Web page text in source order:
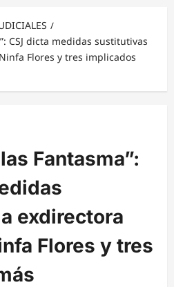
CSJ dicta medidas sustitutivas
Flores y tres implicados
Fantasma”:
exdirectora
Flores y tres